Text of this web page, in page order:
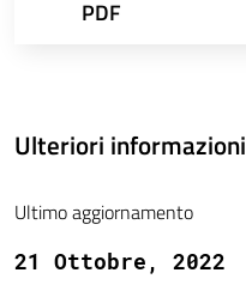
PDF
Ulteriori informazioni
Ultimo aggiornamento
21 Ottobre, 2022